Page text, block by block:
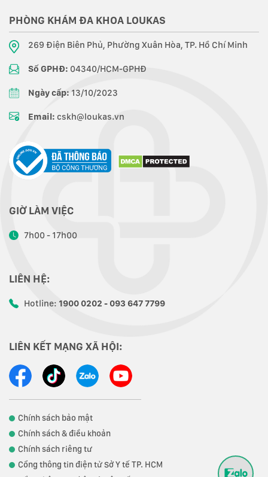
PHÒNG KHÁM ĐA KHOA LOUKAS
269 Điện Biên Phủ, Phường Xuân Hòa, TP. Hồ Chí Minh
Số GPHĐ: 04340/HCM-GPHĐ
Ngày cấp: 13/10/2023
Email: cskh@loukas.vn
GIỜ LÀM VIỆC
7h00 - 17h00
LIÊN HỆ:
Hotline: 1900 0202 - 093 647 7799
LIÊN KẾT MẠNG XÃ HỘI:
Chính sách bảo mật
Chính sách & điều khoản
Chính sách riêng tư
Cổng thông tin điện tử Sở Y tế TP. HCM